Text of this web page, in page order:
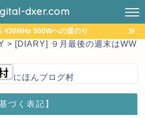
dxer.com
430MHz 500Wへの道のり
> [DIARY] ９月最後の週末はWW
にほんブログ村
づく表記】